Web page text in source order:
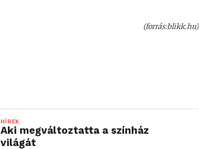
(forrás:blikk.hu)
HÍREK
Aki megváltoztatta a színház
világát